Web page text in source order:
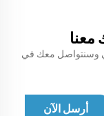
معنا
وسنتواصل معك في
أرسل الآن